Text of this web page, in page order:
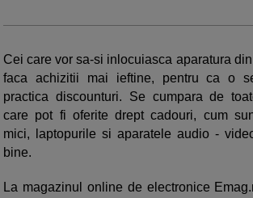
Cei care vor sa-si inlocuiasca aparatura
faca achizitii mai ieftine, pentru ca o
practica discounturi. Se cumpara de
care pot fi oferite drept cadouri, cum
mici, laptopurile si aparatele audio -
bine.
La magazinul online de electronice